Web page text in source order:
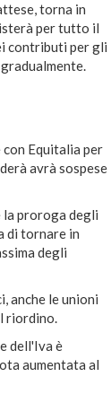
torna in
per tutto il
contributi per gli
Equitalia per
avrà sospese
la proroga degli
di tornare in
degli
anche le unioni
riordino.
dell'Iva è
aumentata al